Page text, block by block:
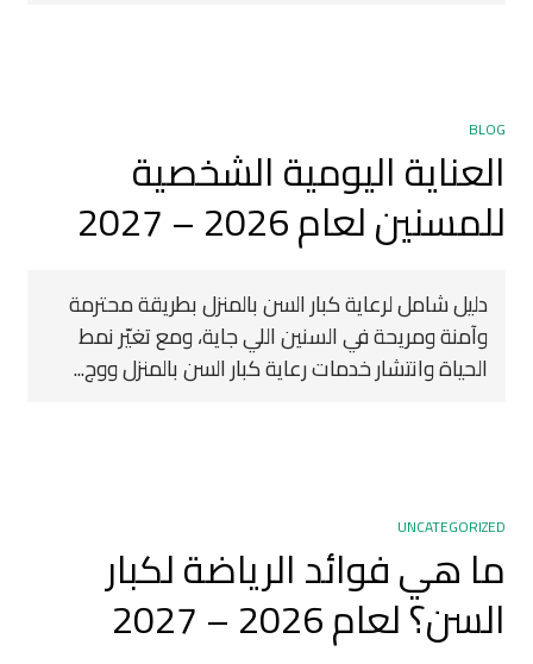
BLOG
العناية اليومية الشخصية
للمسنين لعام 2026 – 2027
دليل شامل لرعاية كبار السن بالمنزل بطريقة محترمة
وآمنة ومريحة في السنين اللي جاية، ومع تغيّر نمط
الحياة وانتشار خدمات رعاية كبار السن بالمنزل ووج...
UNCATEGORIZED
ما هي فوائد الرياضة لكبار
السن؟ لعام 2026 – 2027